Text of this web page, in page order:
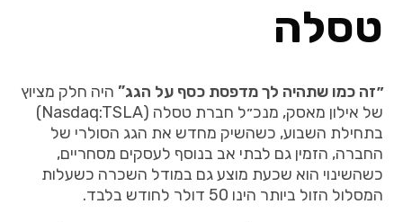
טסלה
״זה כמו שתהיה לך מדפסת כסף על הגג” היה חלק מציוץ
של אילון מאסק, מנכ״ל חברת טסלה (Nasdaq:TSLA)
בתחילת השבוע, כשהשיק מחדש את הגג הסולרי של
החברה, הזמין גם לבתי אב בנוסף לעסקים מסחריים,
כשהשינוי הוא שכעת מוצע גם במודל השכרה כשעלות
המסלול הזול ביותר הינו דולר לחודש בלבד.